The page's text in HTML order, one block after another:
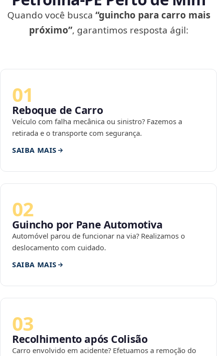
Quando você busca “guincho para carro mais
próximo”, garantimos resposta ágil:
01
Reboque de Carro
Veículo com falha mecânica ou sinistro? Fazemos a
retirada e o transporte com segurança.
SAIBA MAIS
02
Guincho por Pane Automotiva
Automóvel parou de funcionar na via? Realizamos o
deslocamento com cuidado.
SAIBA MAIS
03
Recolhimento após Colisão
Carro envolvido em acidente? Efetuamos a remoção do